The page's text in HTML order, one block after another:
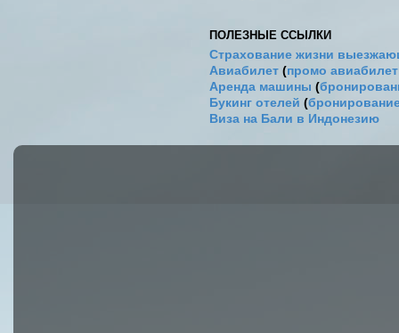
ПОЛЕЗНЫЕ ССЫЛКИ
Страхование жизни
Авиабилет (промо
Аренда машины (
Букинг отелей (
Виза на Бали в Индонезию